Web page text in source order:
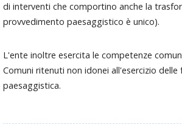
di interventi che comportino anche la
provvedimento paesaggistico è unico).
L'ente inoltre esercita le competenze
Comuni ritenuti non idonei all'esercizio delle
paesaggistica.